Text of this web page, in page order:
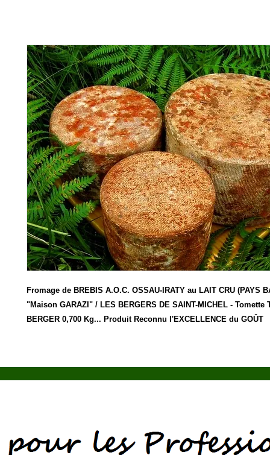
Fromage de BREBIS A.O.C. OSSAU-IRATY au LAIT CRU (PAYS
"Maison GARAZI" / LES BERGERS DE SAINT-MICHEL - Tomette
BERGER 0,700 Kg... Produit Reconnu l'EXCELLENCE du GOÛT